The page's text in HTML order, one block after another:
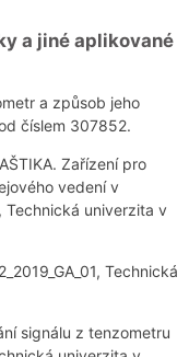
a jiné aplikované
a způsob jeho
číslem 307852.
Zařízení pro
vedení v
univerzita v
Technická
signálu z tenzometru